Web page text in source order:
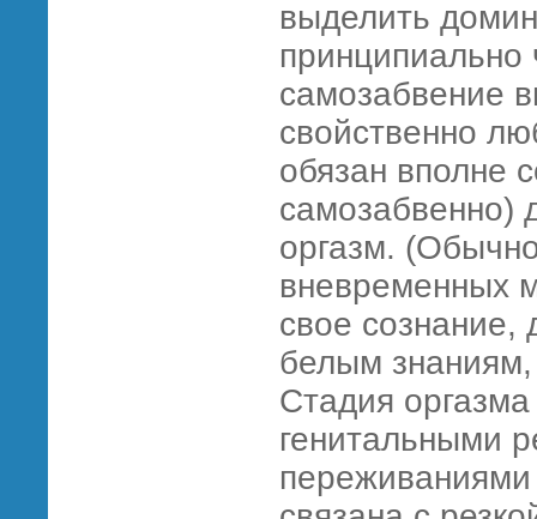
выделить
самозабвение
свойственно
обязан вполне
самозабвенно)
оргазм.
вневременных
свое сознание,
белым
Стадия
генитальными